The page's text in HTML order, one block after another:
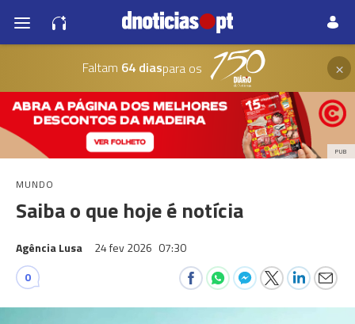
Faltam 64 diaspara os ×
PUB
MUNDO
Saiba o que hoje é notícia
Agência Lusa 24 fev 2026 07:30
0